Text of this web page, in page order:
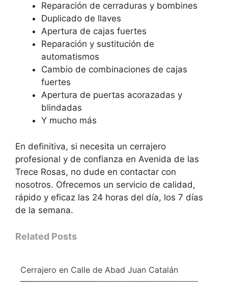
Reparación de cerraduras y bombines
Duplicado de llaves
Apertura de cajas fuertes
Reparación y sustitución de
automatismos
Cambio de combinaciones de cajas
fuertes
Apertura de puertas acorazadas y
blindadas
Y mucho más
En definitiva, si necesita un cerrajero
profesional y de confianza en Avenida de las
Trece Rosas, no dude en contactar con
nosotros. Ofrecemos un servicio de calidad,
rápido y eficaz las 24 horas del día, los 7 días
de la semana.
Related Posts
Cerrajero en Calle de Abad Juan Catalán